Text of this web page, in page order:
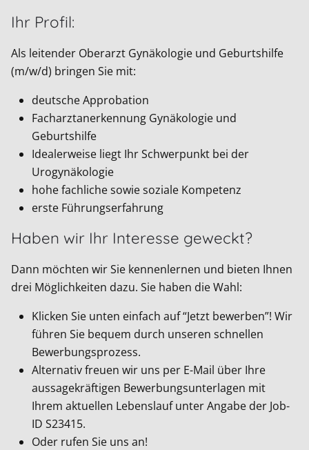
Ihr Profil:
Als leitender Oberarzt Gynäkologie und Geburtshilfe
(m/w/d) bringen Sie mit:
deutsche Approbation
Facharztanerkennung Gynäkologie und
Geburtshilfe
Idealerweise liegt Ihr Schwerpunkt bei der
Urogynäkologie
hohe fachliche sowie soziale Kompetenz
erste Führungserfahrung
Haben wir Ihr Interesse geweckt?
Dann möchten wir Sie kennenlernen und bieten Ihnen
drei Möglichkeiten dazu. Sie haben die Wahl:
Klicken Sie unten einfach auf “Jetzt bewerben”! Wir
führen Sie bequem durch unseren schnellen
Bewerbungsprozess.
Alternativ freuen wir uns per E-Mail über Ihre
aussagekräftigen Bewerbungsunterlagen mit
Ihrem aktuellen Lebenslauf unter Angabe der Job-
ID S23415.
Oder rufen Sie uns an!